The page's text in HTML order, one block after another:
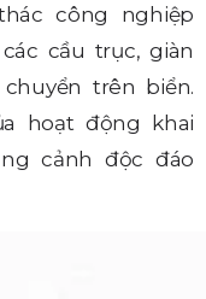
công nghiệp
cầu trục, giàn
trên biển.
hoạt động khai
cảnh độc đáo